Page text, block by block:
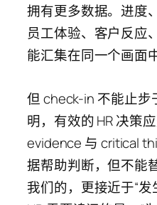
拥有更多数据。进度
员工体验、客户反应
能汇集在同一个画面中
但 check-in 不能止步
明，有效的 HR 决策
evidence 与 critical
据帮助判断，但不能
我们的，更接近于“